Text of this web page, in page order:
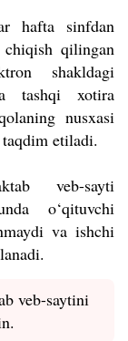
hafta sinfdan
qilingan
shakldagi
tashqi xotira
nusxasi
etiladi.
veb-sayti
o‘qituvchi
va ishchi
veb-saytini